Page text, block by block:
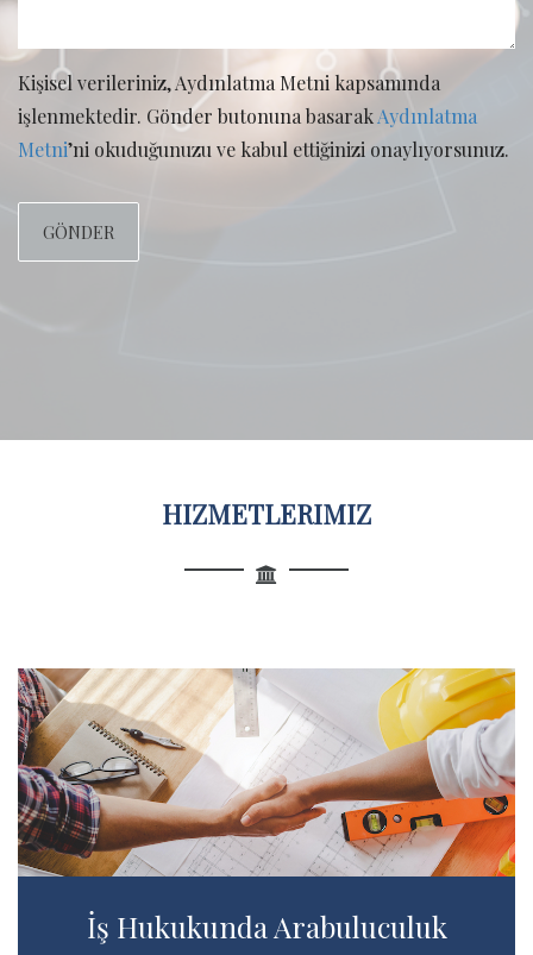
Kişisel verileriniz, Aydınlatma Metni kapsamında
işlenmektedir. Gönder butonuna basarakAydınlatma
Metni’ni okuduğunuzu ve kabul ettiğinizi onaylıyorsunuz.
HIZMETLERIMIZ
İş Hukukunda Arabuluculuk